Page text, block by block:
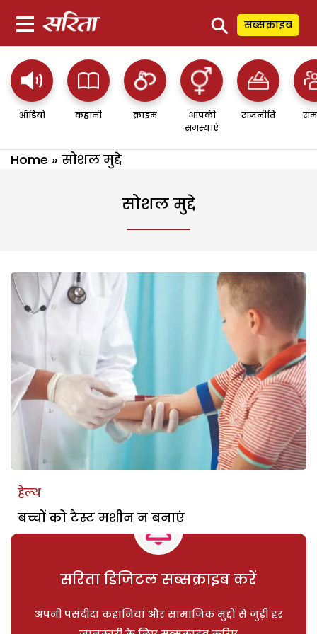
⚲ सब्सक्राइब
ऑडियो कहानी क्राइम
आपकी
समस्याएं
राजनीति
Home » सोशल मुद्दे
सोशल मुद्दे
हेल्थ
बच्चों को टैस्ट मशीन न बनाएं
सरिता डिजिटल सब्सक्राइब करें
अपनी पसंदीदा कहानियां और सामाजिक मुद्दों से जुड़ी हर